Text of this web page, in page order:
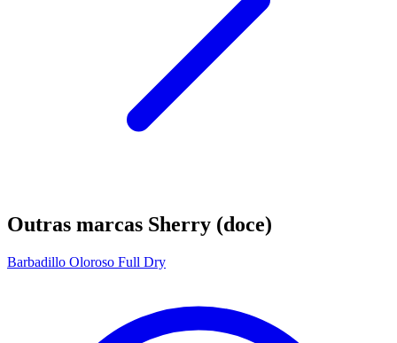
Outras marcas Sherry (doce)
Barbadillo Oloroso Full Dry